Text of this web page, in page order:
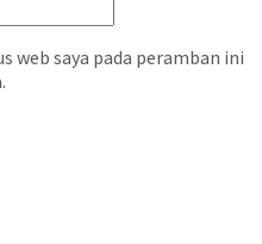
web saya pada peramban ini